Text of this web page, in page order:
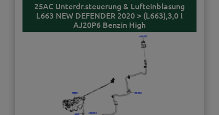
25AC Unterdr.steuerung & Lufteinblasung
L663 NEW DEFENDER 2020 > (L663),3,0 l
AJ20P6 Benzin High